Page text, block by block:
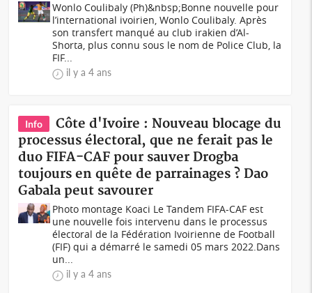
Wonlo Coulibaly (Ph)&nbsp;Bonne nouvelle pour
l’international ivoirien, Wonlo Coulibaly. Après
son transfert manqué au club irakien d’Al-
Shorta, plus connu sous le nom de Police Club, la
FIF...
il y a 4 ans
Info
Côte d'Ivoire : Nouveau blocage du
processus électoral, que ne ferait pas le
duo FIFA-CAF pour sauver Drogba
toujours en quête de parrainages ? Dao
Gabala peut savourer
Photo montage Koaci Le Tandem FIFA-CAF est
une nouvelle fois intervenu dans le processus
électoral de la Fédération Ivoirienne de Football
(FIF) qui a démarré le samedi 05 mars 2022.Dans
un...
il y a 4 ans